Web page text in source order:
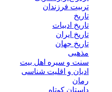
تربیت فرزندان
تاریخ
تاریخ ادبیات
تاریخ ایران
تاریخ جهان
مذهبی
سنت و سیره اهل بیت
ادیان و اقلیت شناسی
رمان
داستان کوتاه